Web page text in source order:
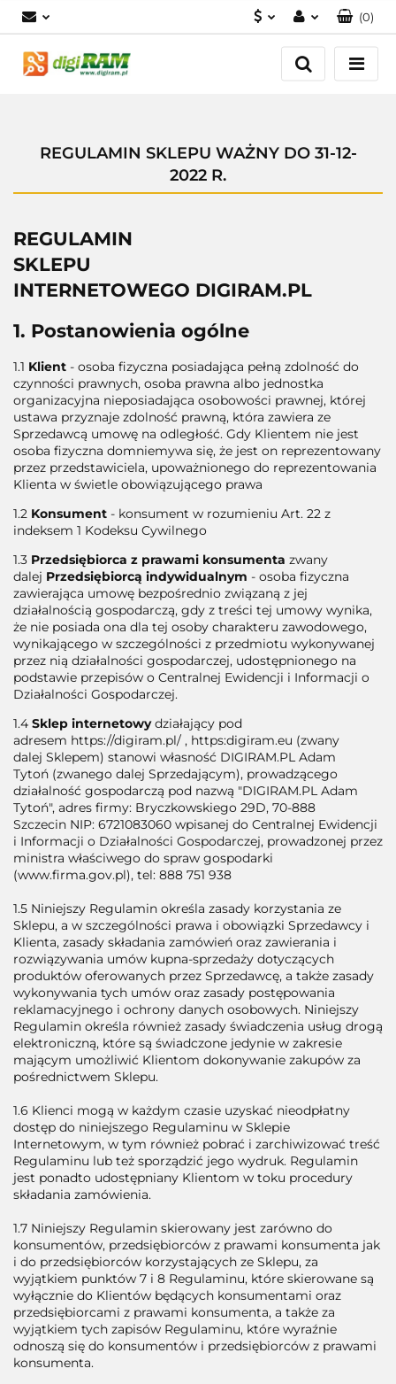
Zaloguj się
Zarejestruj się
(0)
REGULAMIN SKLEPU WAŻNY DO 31-12-
2022 R.
REGULAMIN
SKLEPU
INTERNETOWEGO DIGIRAM.PL
1. Postanowienia ogólne
1.1 Klient - osoba fizyczna posiadająca pełną zdolność do
czynności prawnych, osoba prawna albo jednostka
organizacyjna nieposiadająca osobowości prawnej, której
ustawa przyznaje zdolność prawną, która zawiera ze
Sprzedawcą umowę na odległość. Gdy Klientem nie jest
osoba fizyczna domniemywa się, że jest on reprezentowany
przez przedstawiciela, upoważnionego do reprezentowania
Klienta w świetle obowiązującego prawa
1.2 Konsument - konsument w rozumieniu Art. 22 z
indeksem 1 Kodeksu Cywilnego
1.3 Przedsiębiorca z prawami konsumenta zwany
dalej Przedsiębiorcą indywidualnym - osoba fizyczna
zawierająca umowę bezpośrednio związaną z jej
działalnością gospodarczą, gdy z treści tej umowy wynika,
że nie posiada ona dla tej osoby charakteru zawodowego,
wynikającego w szczególności z przedmiotu wykonywanej
przez nią działalności gospodarczej, udostępnionego na
podstawie przepisów o Centralnej Ewidencji i Informacji o
Działalności Gospodarczej.
1.4 Sklep internetowydziałający pod
adresem https://digiram.pl/ , https:digiram.eu (zwany
dalej Sklepem) stanowi własność DIGIRAM.PL Adam
Tytoń (zwanego dalej Sprzedającym), prowadzącego
działalność gospodarczą pod nazwą "DIGIRAM.PL Adam
Tytoń", adres firmy: Bryczkowskiego 29D, 70-888
Szczecin NIP: 6721083060 wpisanej do Centralnej Ewidencji
i Informacji o Działalności Gospodarczej, prowadzonej przez
ministra właściwego do spraw gospodarki
(www.firma.gov.pl), tel: 888 751 938
1.5 Niniejszy Regulamin określa zasady korzystania ze
Sklepu, a w szczególności prawa i obowiązki Sprzedawcy i
Klienta, zasady składania zamówień oraz zawierania i
rozwiązywania umów kupna-sprzedaży dotyczących
produktów oferowanych przez Sprzedawcę, a także zasady
wykonywania tych umów oraz zasady postępowania
reklamacyjnego i ochrony danych osobowych. Niniejszy
Regulamin określa również zasady świadczenia usług drogą
elektroniczną, które są świadczone jedynie w zakresie
mającym umożliwić Klientom dokonywanie zakupów za
pośrednictwem Sklepu.
1.6 Klienci mogą w każdym czasie uzyskać nieodpłatny
dostęp do niniejszego Regulaminu w Sklepie
Internetowym, w tym również pobrać i zarchiwizować treść
Regulaminu lub też sporządzić jego wydruk. Regulamin
jest ponadto udostępniany Klientom w toku procedury
składania zamówienia.
1.7 Niniejszy Regulamin skierowany jest zarówno do
konsumentów, przedsiębiorców z prawami konsumenta jak
i do przedsiębiorców korzystających ze Sklepu, za
wyjątkiem punktów 7 i 8 Regulaminu, które skierowane są
wyłącznie do Klientów będących konsumentami oraz
przedsiębiorcami z prawami konsumenta, a także za
wyjątkiem tych zapisów Regulaminu, które wyraźnie
odnoszą się do konsumentów i przedsiębiorców z prawami
konsumenta.